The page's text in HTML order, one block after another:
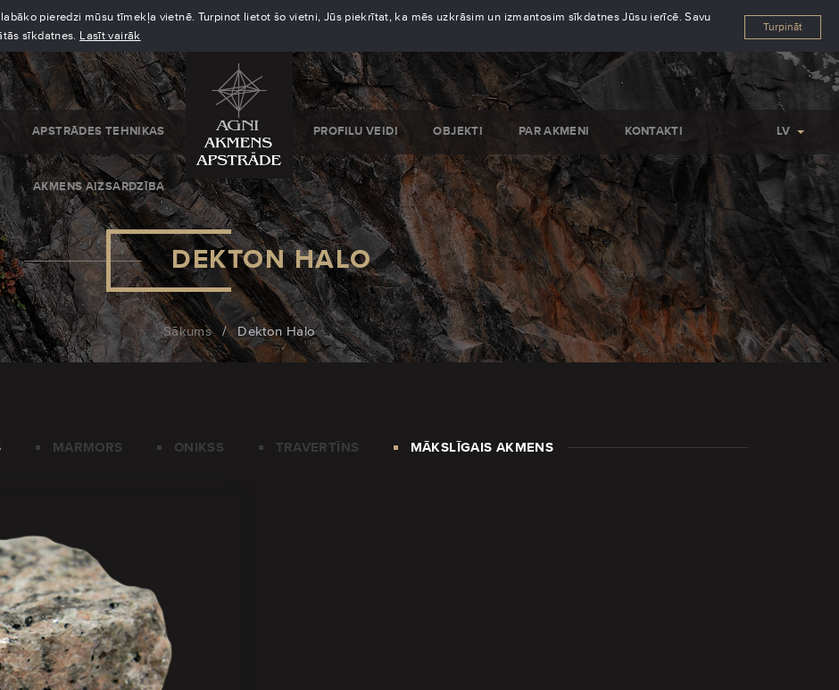
pieredzi mūsu tīmekļa vietnē. Turpinot lietot šo vietni, Jūs piekrītat, ka mēs uzkrāsim un izmantosim sīkdatnes Jūsu ierīcē. Savu
sīkdatnes. Lasīt vairāk
Turpināt
APSTRĀDES TEHNIKAS
AKMENS AIZSARDZĪBA
PROFILU VEIDI OBJEKTI PAR AKMENI KONTAKTI LV
DEKTON HALO
Sākums / Dekton Halo
MARMORS ONIKSS TRAVERTĪNS MĀKSLĪGAIS AKMENS